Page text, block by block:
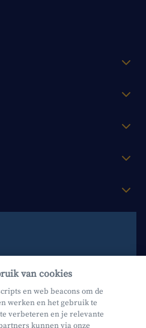
van cookies
en web beacons om de
werken en het gebruik te
verbeteren en je relevante
kunnen via onze